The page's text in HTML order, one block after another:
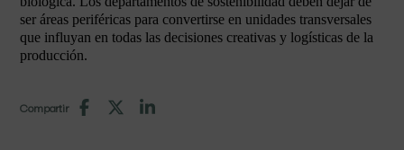
ser áreas periféricas para convertirse en unidades transversales
que influyan en todas las decisiones creativas y logísticas de la
producción.
Compartir